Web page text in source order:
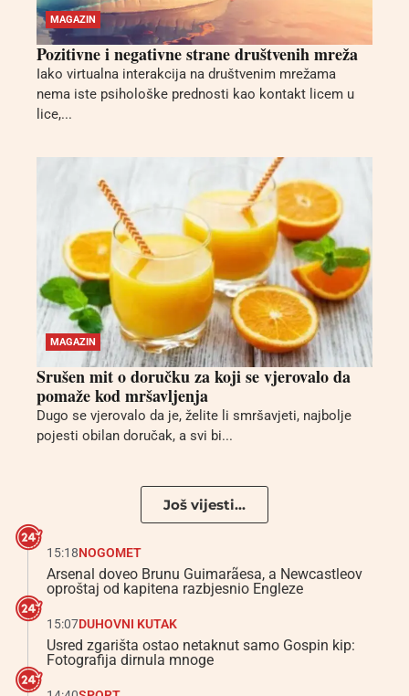
MAGAZIN
Pozitivne i negativne strane društvenih mreža
Iako virtualna interakcija na društvenim mrežama
nema iste psihološke prednosti kao kontakt licem u
lice,...
MAGAZIN
Srušen mit o doručku za koji se vjerovalo da
pomaže kod mršavljenja
Dugo se vjerovalo da je, želite li smršavjeti, najbolje
pojesti obilan doručak, a svi bi...
Još vijesti...
15:18NOGOMET
Arsenal doveo Brunu Guimarãesa, a Newcastleov
oproštaj od kapitena razbjesnio Engleze
15:07DUHOVNI KUTAK
Usred zgarišta ostao netaknut samo Gospin kip:
Fotografija dirnula mnoge